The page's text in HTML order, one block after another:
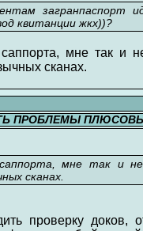
квитанции жкх))?
мне так и
сканах.
ПРОБЛЕМЫ
мне так и
сканах.
проверку доков,